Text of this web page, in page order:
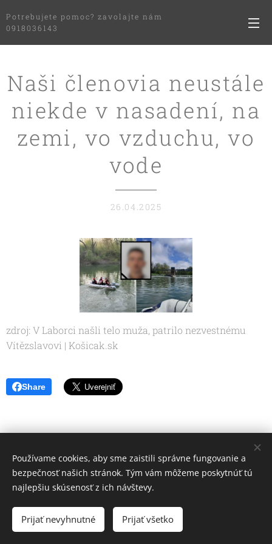
Potrebujete pomoc? zavolajte nám
0918036143
Naši členovia neustále
niekde v nasadení, na
zemi, vo vzduchu, vo
vode
26.04.2025
zdroj: V Laborci našli telo muža, patrilo nezvestnému
Vítězslavovi | Košicak.sk
Share
Cookies
Používame cookies, aby sme zaistili správne fungovanie a
bezpečnosť našich stránok. Tým vám môžeme poskytnúť tú
najlepšiu skúsenosť z ich návštevy.
Prijať nevyhnutné Prijať všetko